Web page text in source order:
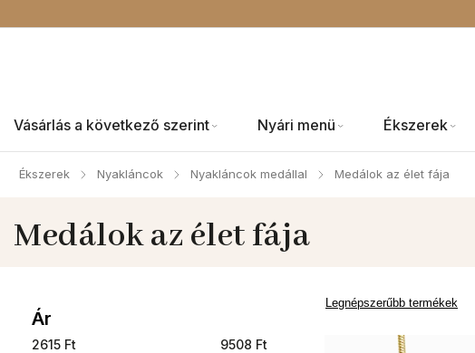
Vásárlás a következő szerint Nyári menü Ékszerek
Ékszerek / Nyakláncok / Nyakláncok medállal / Medálok az élet fája
Medálok az élet fája
Ár
2615 Ft 9508 Ft
Legnépszerűbb termékek